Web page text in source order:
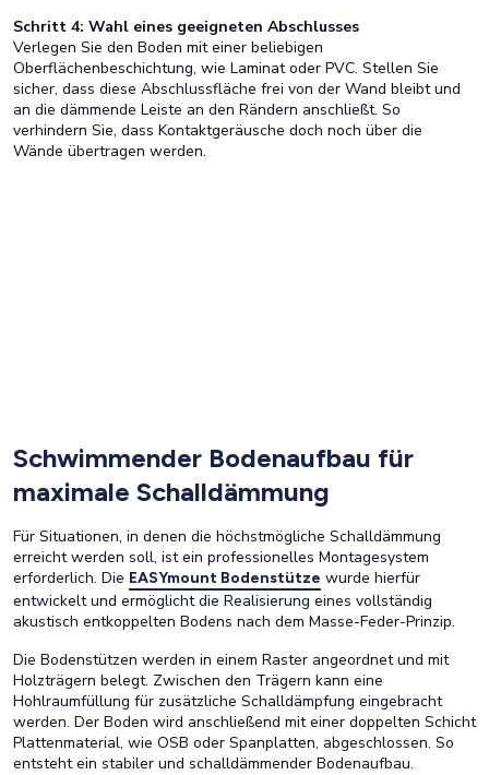
Schritt 4: Wahl eines geeigneten Abschlusses
Verlegen Sie den Boden mit einer beliebigen
Oberflächenbeschichtung, wie Laminat oder PVC. Stellen Sie
sicher, dass diese Abschlussfläche frei von der Wand bleibt und
an die dämmende Leiste an den Rändern anschließt. So
verhindern Sie, dass Kontaktgeräusche doch noch über die
Wände übertragen werden.
Schwimmender Bodenaufbau für
maximale Schalldämmung
Für Situationen, in denen die höchstmögliche Schalldämmung
erreicht werden soll, ist ein professionelles Montagesystem
erforderlich. Die EASYmount Bodenstütze wurde hierfür
entwickelt und ermöglicht die Realisierung eines vollständig
akustisch entkoppelten Bodens nach dem Masse-Feder-Prinzip.
Die Bodenstützen werden in einem Raster angeordnet und mit
Holzträgern belegt. Zwischen den Trägern kann eine
Hohlraumfüllung für zusätzliche Schalldämpfung eingebracht
werden. Der Boden wird anschließend mit einer doppelten Schicht
Plattenmaterial, wie OSB oder Spanplatten, abgeschlossen. So
entsteht ein stabiler und schalldämmender Bodenaufbau.